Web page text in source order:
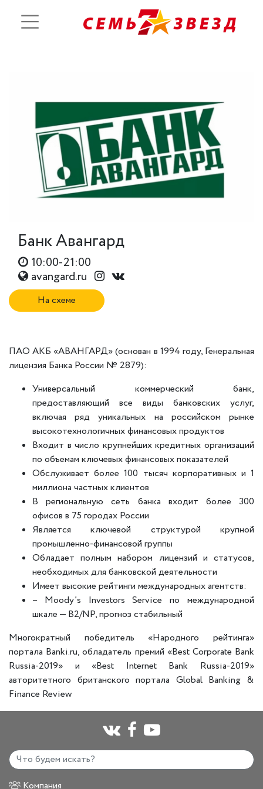
Банк Авангард
10:00-21:00
avangard.ru
На схеме
ПАО АКБ «АВАНГАРД» (основан в 1994 году, Генеральная
лицензия Банка России № 2879):
Универсальный коммерческий банк,
предоставляющий все виды банковских услуг,
включая ряд уникальных на российском рынке
высокотехнологичных финансовых продуктов
Входит в число крупнейших кредитных организаций
по объемам ключевых финансовых показателей
Обслуживает более 100 тысяч корпоративных и 1
миллиона частных клиентов
В региональную сеть банка входит более 300
офисов в 75 городах России
Является ключевой структурой крупной
промышленно-финансовой группы
Обладает полным набором лицензий и статусов,
необходимых для банковской деятельности
Имеет высокие рейтинги международных агентств:
– Moody’s Investors Service по международной
шкале — B2/NP, прогноз стабильный
Многократный победитель «Народного рейтинга»
портала Banki.ru, обладатель премий «Best Corporate Bank
Russia-2019» и «Best Internet Bank Russia-2019»
авторитетного британского портала Global Banking &
Finance Review
Компания